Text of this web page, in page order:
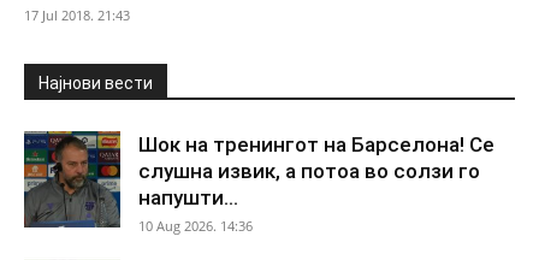
17 Jul 2018. 21:43
Најнови вести
Шок на тренингот на Барселона! Се
слушна извик, а потоа во солзи го
напушти...
10 Aug 2026. 14:36